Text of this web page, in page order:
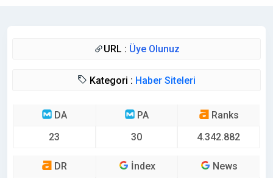
URL : Üye Olunuz
Kategori : Haber Siteleri
DA
23
PA
30
Ranks
4.342.882
DR
İndex
News